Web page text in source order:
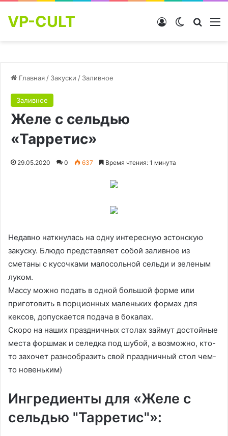
VP-CULT Switch skin
Войти
Главная / Закуски / Заливное
Заливное
Желе с сельдью
«Тарретис»
29.05.2020 0 637 Время чтения: 1 минута
Недавно наткнулась на одну интересную эстонскую
закуску. Блюдо представляет собой заливное из
сметаны с кусочками малосольной сельди и зеленым
луком.
Массу можно подать в одной большой форме или
приготовить в порционных маленьких формах для
кексов, допускается подача в бокалах.
Скоро на наших праздничных столах займут достойные
места форшмак и селедка под шубой, а возможно, кто-
то захочет разнообразить свой праздничный стол чем-
то новеньким)
Ингредиенты для «Желе с
сельдью "Тарретис"»: